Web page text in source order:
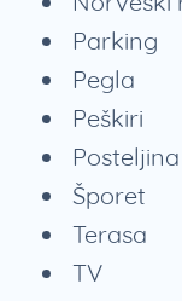
Parking
Pegla
Peškiri
Posteljina
Šporet
Terasa
TV